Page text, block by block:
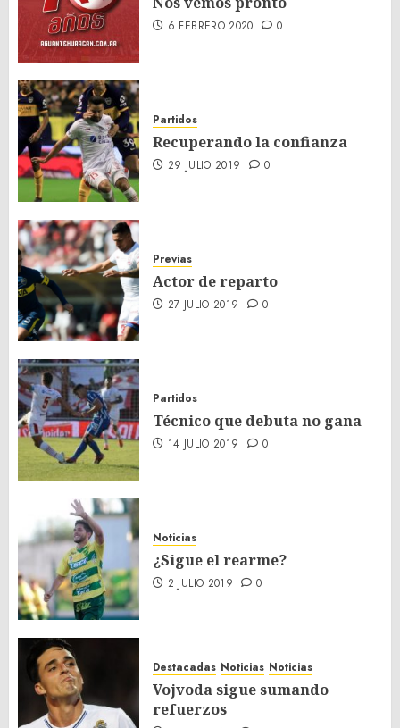
6 FEBRERO 2020 0
Partidos
Recuperando la confianza
29 JULIO 2019 0
Previas
Actor de reparto
27 JULIO 2019 0
Partidos
Técnico que debuta no gana
14 JULIO 2019 0
Noticias
¿Sigue el rearme?
2 JULIO 2019 0
Destacadas Noticias Noticias
Vojvoda sigue sumando
refuerzos